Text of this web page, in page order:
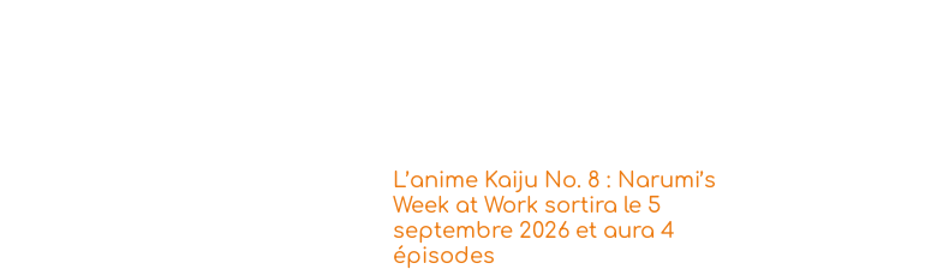
L’anime Kaiju No. 8 : Narumi’s
Week at Work sortira le 5
septembre 2026 et aura 4
épisodes